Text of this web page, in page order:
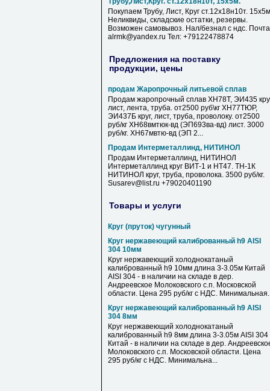
Покупаем Трубу, Лист, Круг ст.12х18н10т.
Неликвиды, складские остатки, резервы.
Возможен самовывоз. Нал/безнал с ндс.
alrmk@yandex.ru Тел: +79122478874
Предложения на поставку
продукции, цены
продам Жаропрочный литьевой сплав
Продам жаропрочный сплав ХН78Т, ЭИ435
лист, лента, труба. от2500 руб\кг ХН77ТЮР,
ЭИ437Б круг, лист, труба, проволоку. от2500
руб/кг ХН68вмтюк-вд (ЭП693ва-вд) лист. 3000
руб/кг. ХН67мвтю-вд (ЭП 2...
Продам Интерметаллинд, НИТИНОЛ
Продам Интерметаллинд, НИТИНОЛ
Интерметаллинд круг ВИТ-1 и НТ47. ТН-1К
НИТИНОЛ круг, труба, проволока. 3500 руб/кг.
Susarev@list.ru +79020401190
Товары и услуги
Круг (пруток) чугунный
Круг нержавеющий калиброванный h9 AISI
304 10мм
Круг нержавеющий холоднокатаный
калиброванный h9 10мм длина 3-3.05м Китай
AISI 304 - в наличии на складе в дер.
Андреевское Молоковского с.п. Московской
области. Цена 295 руб/кг с НДС.
Круг нержавеющий калиброванный h9 AISI
304 8мм
Круг нержавеющий холоднокатаный
калиброванный h9 8мм длина 3-3.05м AISI 304
Китай - в наличии на складе в дер.
Молоковского с.п. Московской области. Цена
295 руб/кг с НДС. Минимальна...